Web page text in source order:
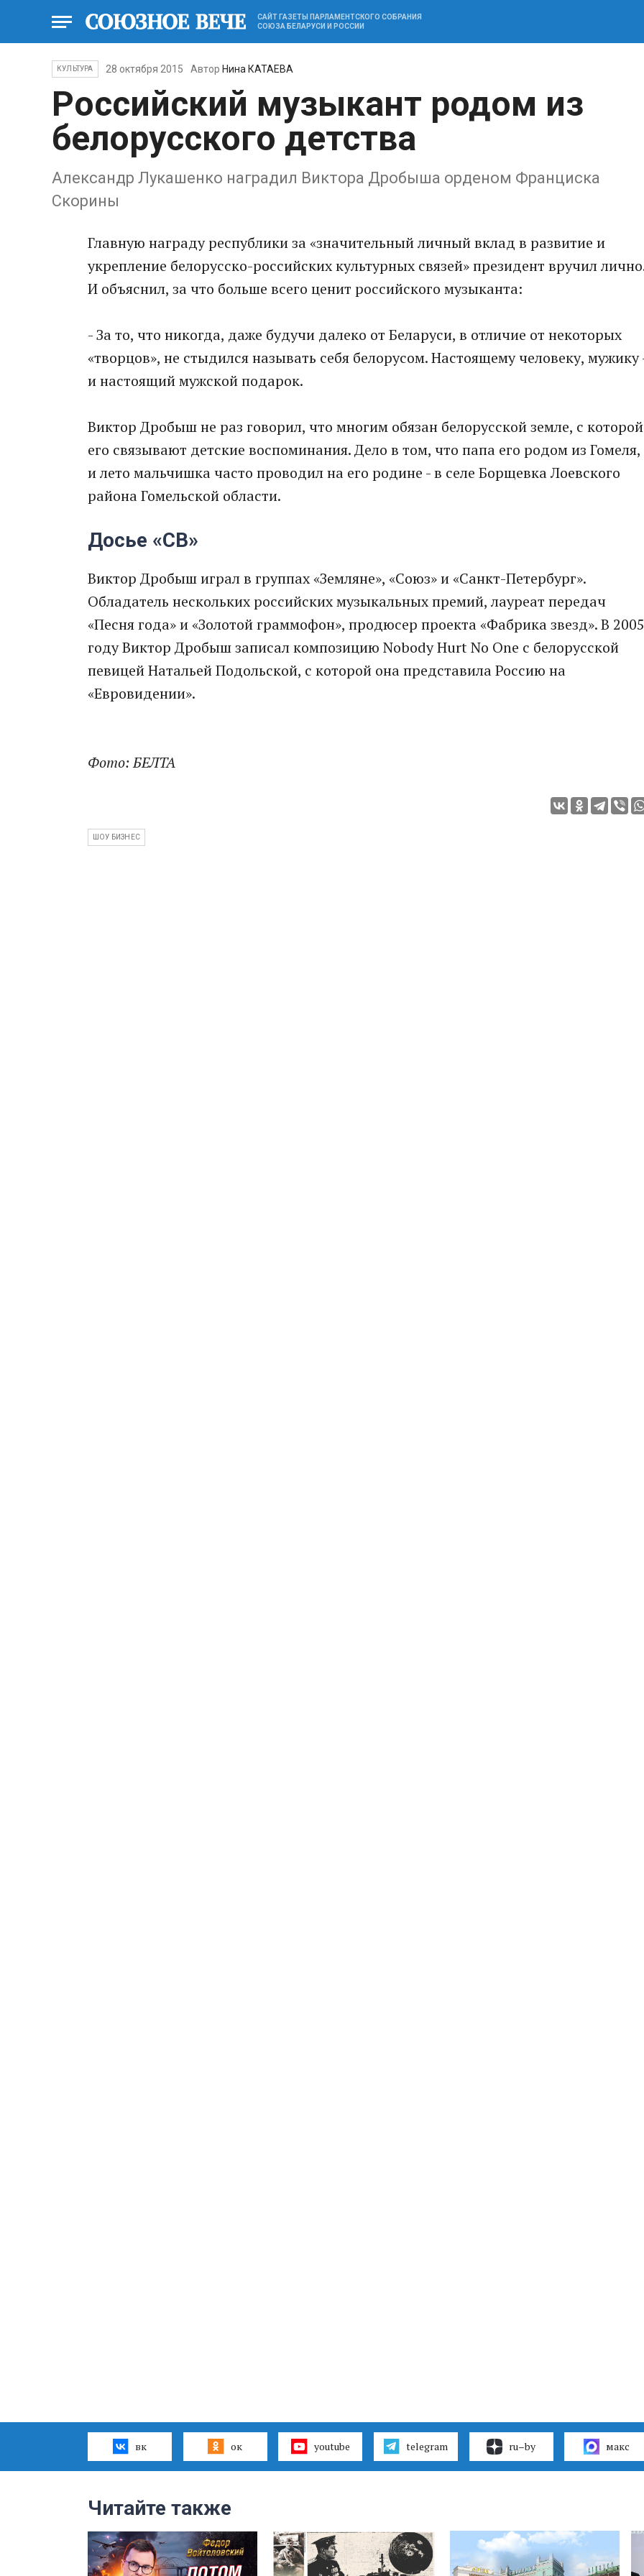
САЙТ ГАЗЕТЫ ПАРЛАМЕНТСКОГО СОБРАНИЯ
СОЮЗА БЕЛАРУСИ И РОССИИ
КУЛЬТУРА 28 октября 2015 Автор Нина КАТАЕВА
Российский музыкант родом из
белорусского детства
Александр Лукашенко наградил Виктора Дробыша орденом Франциска
Скорины
Главную награду республики за «значительный личный вклад в развитие и
укрепление белорусско-российских культурных связей» президент вручил
И объяснил, за что больше всего ценит российского музыканта:
- За то, что никогда, даже будучи далеко от Беларуси, в отличие от некоторых
«творцов», не стыдился называть себя белорусом. Настоящему человеку, мужику
и настоящий мужской подарок.
Виктор Дробыш не раз говорил, что многим обязан белорусской земле, с которой
его связывают детские воспоминания. Дело в том, что папа его родом из Гомеля,
и лето мальчишка часто проводил на его родине - в селе Борщевка Лоевского
района Гомельской области.
Досье «СВ»
Виктор Дробыш играл в группах «Земляне», «Союз» и «Санкт-Петербург».
Обладатель нескольких российских музыкальных премий, лауреат передач
«Песня года» и «Золотой граммофон», продюсер проекта «Фабрика звезд». В 2005
году Виктор Дробыш записал композицию Nobody Hurt No One с белорусской
певицей Натальей Подольской, с которой она представила Россию на
«Евровидении».
Фото: БЕЛТА
ШОУ БИЗНЕС
вк ок youtube telegram ru–by макс
Читайте также